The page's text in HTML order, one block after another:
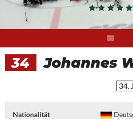
34 Johannes
Nationalität